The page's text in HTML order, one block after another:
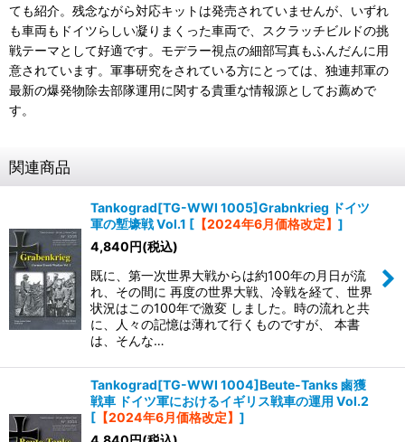
ても紹介。残念ながら対応キットは発売されていませんが、いずれ
も車両もドイツらしい凝りまくった車両で、スクラッチビルドの挑
戦テーマとして好適です。モデラー視点の細部写真もふんだんに用
意されています。軍事研究をされている方にとっては、独連邦軍の
最新の爆発物除去部隊運用に関する貴重な情報源としてお薦めで
す。
関連商品
Tankograd[TG-WWI 1005]Grabnkrieg ドイツ
軍の塹壕戦 Vol.1 [ 【2024年6月価格改定】 ]
4,840円(税込)
既に、第一次世界大戦からは約100年の月日が流
れ、その間に 再度の世界大戦、冷戦を経て、世界
状況はこの100年で激変 しました。時の流れと共
に、人々の記憶は薄れて行くものですが、 本書
は、そんな…
Tankograd[TG-WWI 1004]Beute-Tanks 鹵獲
戦車 ドイツ軍におけるイギリス戦車の運用 Vol.2
[ 【2024年6月価格改定】 ]